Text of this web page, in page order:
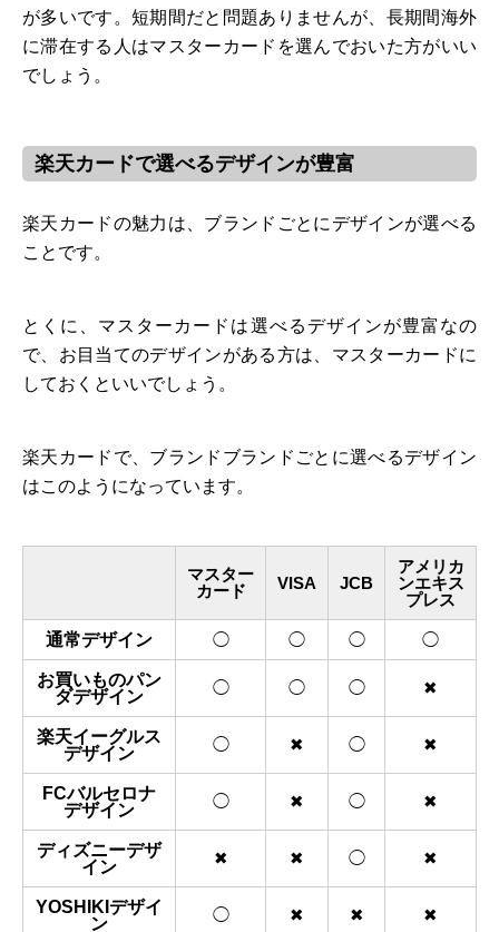
が多いです。短期間だと問題ありませんが、長期間海外
に滞在する人はマスターカードを選んでおいた方がいい
でしょう。
楽天カードで選べるデザインが豊富
楽天カードの魅力は、ブランドごとにデザインが選べる
ことです。
とくに、マスターカードは選べるデザインが豊富なの
で、お目当てのデザインがある方は、マスターカードに
しておくといいでしょう。
楽天カードで、ブランドブランドごとに選べるデザイン
はこのようになっています。
マスター
カード
VISA JCB
アメリカ
ンエキス
プレス
通常デザイン ◯ ◯ ◯ ◯
お買いものパン
ダデザイン
◯ ◯ ◯ ✖
楽天イーグルス
デザイン
◯ ✖ ◯ ✖
FCバルセロナ
デザイン
◯ ✖ ◯ ✖
ディズニーデザ
イン
✖ ✖ ◯ ✖
YOSHIKIデザイ
ン
◯ ✖ ✖ ✖